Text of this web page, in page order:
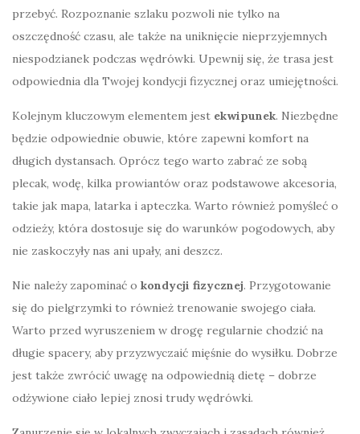
przebyć. Rozpoznanie szlaku pozwoli nie tylko na
oszczędność czasu, ale także na uniknięcie nieprzyjemnych
niespodzianek podczas wędrówki. Upewnij się, że trasa jest
odpowiednia dla Twojej kondycji fizycznej oraz umiejętności.
Kolejnym kluczowym elementem jest ekwipunek. Niezbędne
będzie odpowiednie obuwie, które zapewni komfort na
długich dystansach. Oprócz tego warto zabrać ze sobą
plecak, wodę, kilka prowiantów oraz podstawowe akcesoria,
takie jak mapa, latarka i apteczka. Warto również pomyśleć o
odzieży, która dostosuje się do warunków pogodowych, aby
nie zaskoczyły nas ani upały, ani deszcz.
Nie należy zapominać o kondycji fizycznej. Przygotowanie
się do pielgrzymki to również trenowanie swojego ciała.
Warto przed wyruszeniem w drogę regularnie chodzić na
długie spacery, aby przyzwyczaić mięśnie do wysiłku. Dobrze
jest także zwrócić uwagę na odpowiednią dietę – dobrze
odżywione ciało lepiej znosi trudy wędrówki.